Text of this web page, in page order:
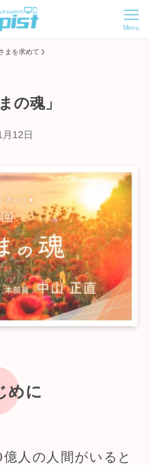
Menu
まを求めて
の魂」
12日
めに
人の人間がいると